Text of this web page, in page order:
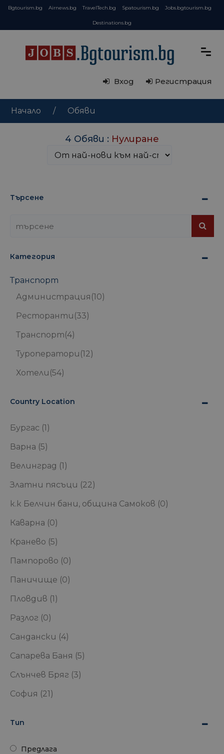
Bgtourism.bg Airnews.bg TravelTech.bg Spatourism.bg Jobs.bgtourism.bg
Destinations.bg
Вход Регистрация
Начало Обяви
4 Обяви : Нулиране
Търсене
Категория
Транспорт
Администрация (10)
Ресторанти (33)
Транспорт(4)
Туроператори (12)
Хотели (54)
Country Location
Бургас (1)
Варна (5)
Велинград (1)
Златни пясъци (22)
к.к Белчин бани, община Самоков (0)
Каварна (0)
Кранево (5)
Пампорово (0)
Паничище (0)
Пловдив (1)
Разлог (0)
Сандански (4)
Сапарева Баня (5)
Слънчев Бряг (3)
София (21)
Тип
Предлага